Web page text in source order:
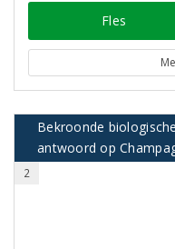
Fles
Bekroonde
antwoord op
2